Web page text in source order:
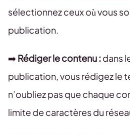
sélectionnez ceux où vous
publication.
➡️Rédiger le contenu : dans
publication, vous rédigez le
n’oubliez pas que chaque
limite de caractères du